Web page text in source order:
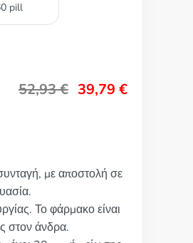
pill
52,93€ 39,79 €
με αποστολή σε
Το φάρμακο είναι
στον άνδρα.